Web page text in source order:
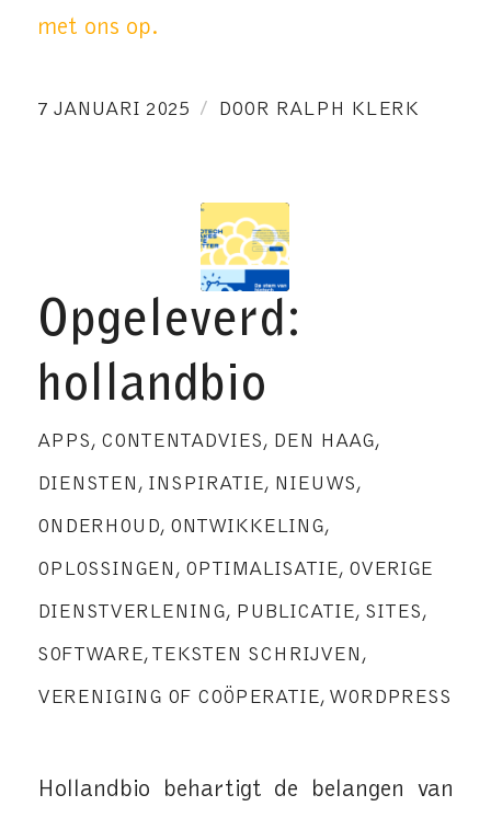
met ons op.
7 JANUARI 2025 / DOOR RALPH KLERK
Opgeleverd:
hollandbio
APPS, CONTENTADVIES, DEN HAAG,
DIENSTEN , INSPIRATIE, NIEUWS,
ONDERHOUD, ONTWIKKELING,
OPLOSSINGEN , OPTIMALISATIE, OVERIGE
DIENSTVERLENING, PUBLICATIE, SITES,
SOFTWARE, TEKSTEN SCHRIJVEN ,
VERENIGING OF COÖPERATIE, WORDPRESS
Hollandbio behartigt de belangen van